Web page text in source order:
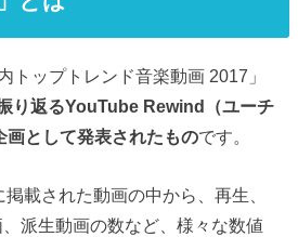
トップトレンド音楽動画 2017」
り返るYouTube Rewind（ユーチ
画として発表されたものです。
載された動画の中から、再生、
派生動画の数など、様々な数値